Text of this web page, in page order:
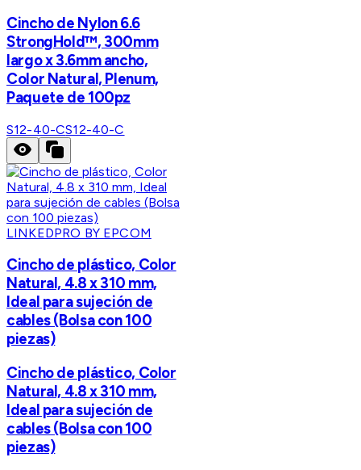
Cincho de Nylon 6.6
StrongHold™, 300mm
largo x 3.6mm ancho,
Color Natural, Plenum,
Paquete de 100pz
S12-40-CS12-40-C
LINKEDPRO BY EPCOM
Cincho de plástico, Color
Natural, 4.8 x 310 mm,
Ideal para sujeción de
cables (Bolsa con 100
piezas)
Cincho de plástico, Color
Natural, 4.8 x 310 mm,
Ideal para sujeción de
cables (Bolsa con 100
piezas)